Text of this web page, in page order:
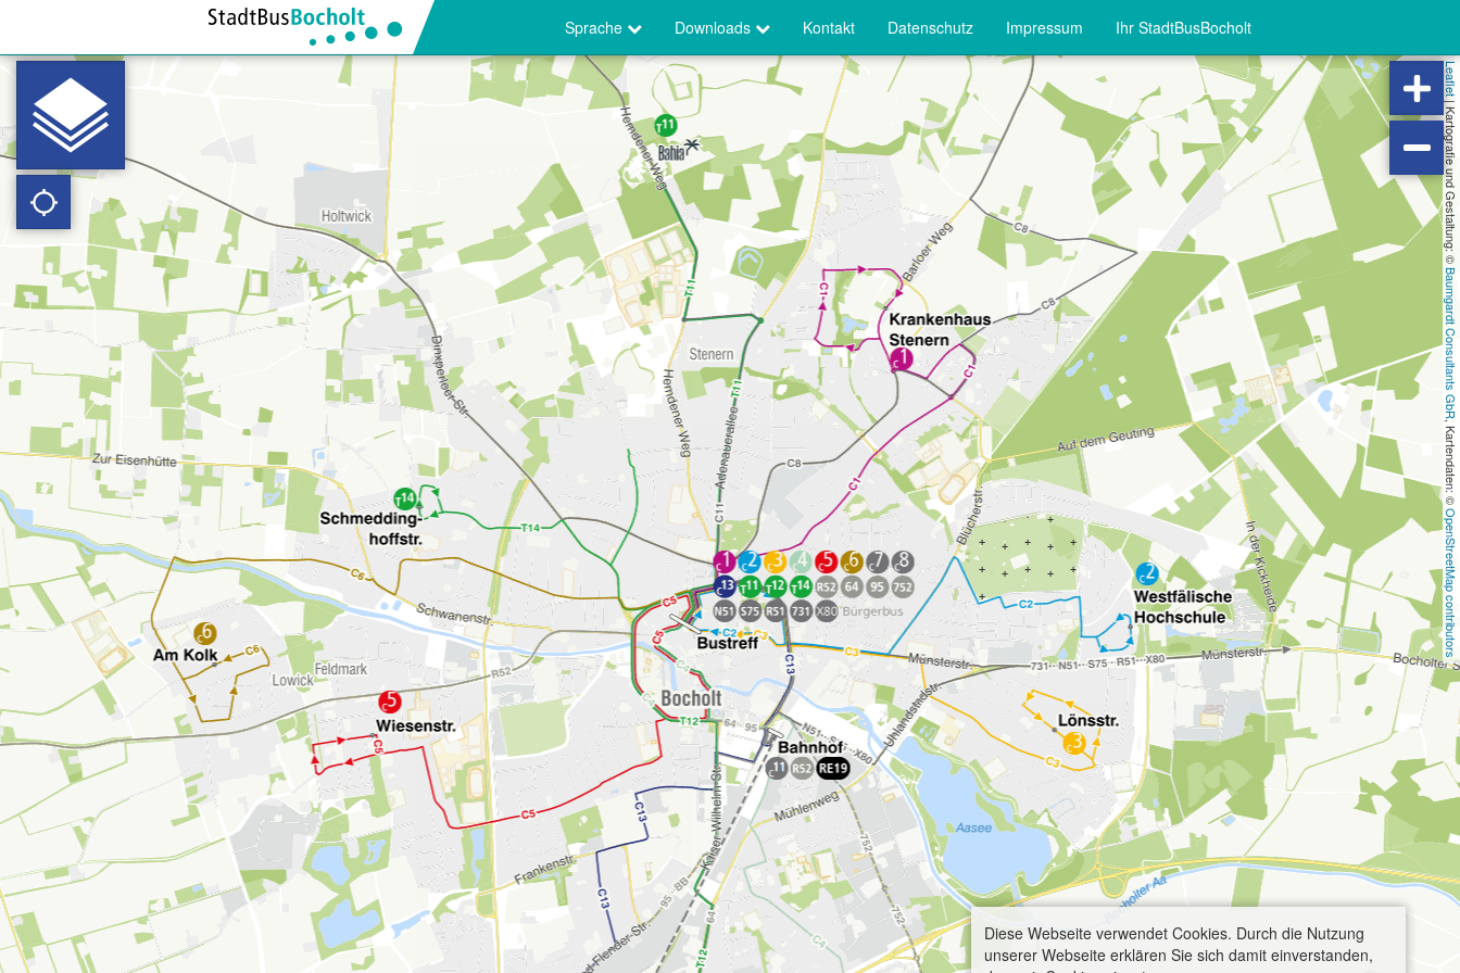
Sprache Downloads Kontakt Datenschutz Impressum Ihr StadtBusBocholt
Leaflet
|
Kartografie und Gestaltung: ©
Baumgardt Consultants GbR
, Kartendaten: ©
OpenStreetMap contributors
Diese Webseite verwendet Cookies. Durch die Nutzung
unserer Webseite erklären Sie sich damit einverstanden,